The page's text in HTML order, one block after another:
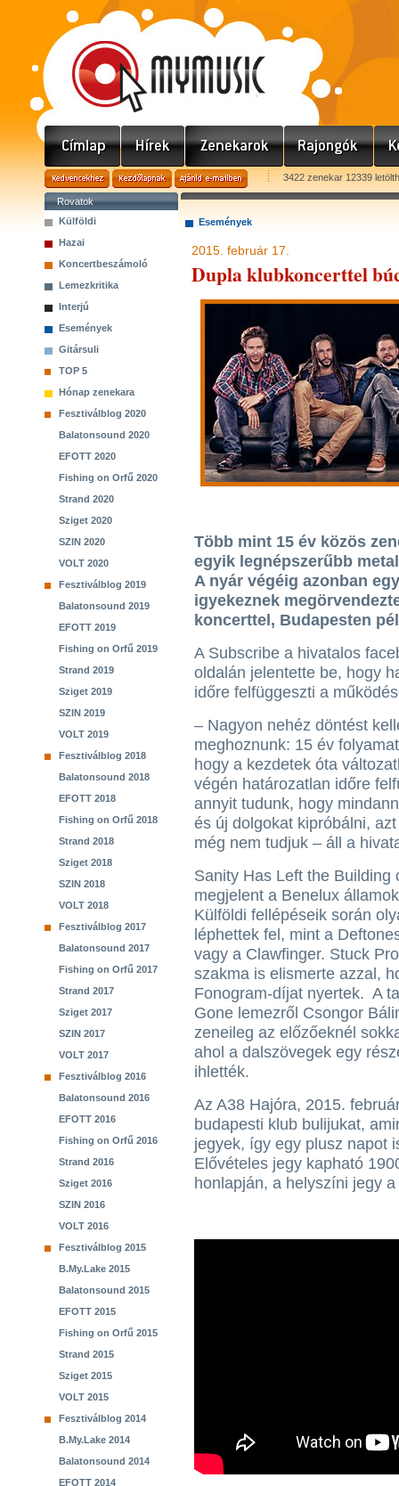
3422 zenekar 12339
Rovatok
Külföldi
Hazai
Koncertbeszámoló
Lemezkritika
Interjú
Események
Gitársuli
TOP 5
Hónap zenekara
Fesztiválblog 2020
Balatonsound 2020
EFOTT 2020
Fishing on Orfű 2020
Strand 2020
Sziget 2020
SZIN 2020
VOLT 2020
Fesztiválblog 2019
Balatonsound 2019
EFOTT 2019
Fishing on Orfű 2019
Strand 2019
Sziget 2019
SZIN 2019
VOLT 2019
Fesztiválblog 2018
Balatonsound 2018
EFOTT 2018
Fishing on Orfű 2018
Strand 2018
Sziget 2018
SZIN 2018
VOLT 2018
Fesztiválblog 2017
Balatonsound 2017
Fishing on Orfű 2017
Strand 2017
Sziget 2017
SZIN 2017
VOLT 2017
Fesztiválblog 2016
Balatonsound 2016
EFOTT 2016
Fishing on Orfű 2016
Strand 2016
Sziget 2016
SZIN 2016
VOLT 2016
Fesztiválblog 2015
B.My.Lake 2015
Balatonsound 2015
EFOTT 2015
Fishing on Orfű 2015
Strand 2015
Sziget 2015
VOLT 2015
Fesztiválblog 2014
B.My.Lake 2014
Balatonsound 2014
EFOTT 2014
Események
2015. február 17.
Dupla klubkoncerttel
Több mint 15 év közös
egyik legnépszerűbb
A nyár végéig azonban
igyekeznek
koncerttel, Budapesten
A Subscribe a hivatalos
oldalán jelentette be, hogy
időre felfüggeszti a
– Nagyon nehéz döntést
meghoznunk: 15 év
hogy a kezdetek óta
végén határozatlan időre
annyit tudunk, hogy
és új dolgokat kipróbálni,
még nem tudjuk – áll a
Sanity Has Left the
megjelent a Benelux
Külföldi fellépéseik során
léphettek fel, mint a
vagy a Clawfinger. Stuck
szakma is elismerte azzal,
Fonogram-díjat nyertek. A
Gone lemezről Csongor
zeneileg az előzőeknél
ahol a dalszövegek egy
ihlették.
Az A38 Hajóra, 2015.
budapesti klub bulijukat,
jegyek, így egy plusz napot
Elővételes jegy kapható
honlapján, a helyszíni jegy